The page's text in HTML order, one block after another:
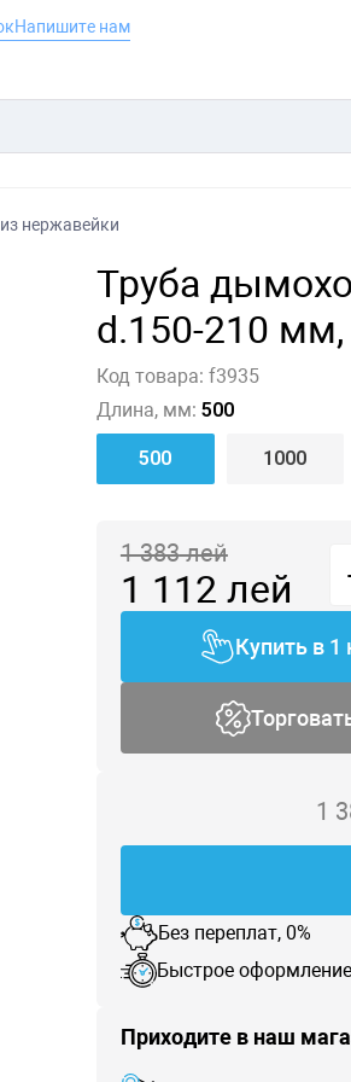
Напишите нам
нержавейки
Труба
d.150-210
Код товара: f3935
Длина, мм: 500
500 1000
1 383лей
1 112 лей
Купить в 1
1
Без переплат, 0%
Быстрое оформление
Приходите в наш